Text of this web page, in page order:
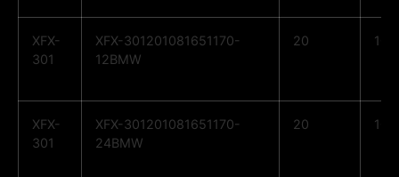
XFX-
301
XFX-301201081651170-
12BMW
20 10
XFX-
301
XFX-301201081651170-
24BMW
20 10